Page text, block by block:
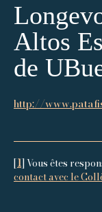
Altos
de
http://
[1]Vous êtes
contact avec le